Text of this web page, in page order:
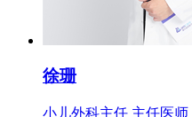
徐珊
小儿外科主任 主任医师